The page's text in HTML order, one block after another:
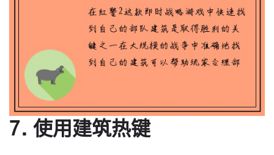
7. 使用建筑热键